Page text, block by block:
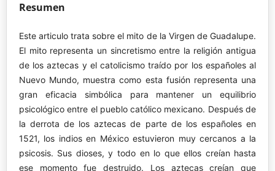
Resumen
Este articulo trata sobre el mito de la Virgen de Guadalupe.
El mito representa un sincretismo entre la religión antigua
de los aztecas y el catolicismo traído por los españoles al
Nuevo Mundo, muestra como esta fusión representa una
gran eficacia simbólica para mantener un equilibrio
psicológico entre el pueblo católico mexicano. Después de
la derrota de los aztecas de parte de los españoles en
1521, los indios en México estuvieron muy cercanos a la
psicosis. Sus dioses, y todo en lo que ellos creían hasta
ese momento fue destruido. Los aztecas creían que